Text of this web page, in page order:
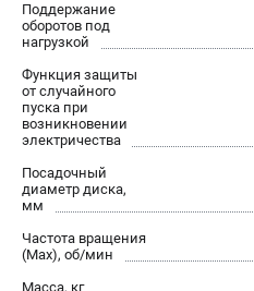
СЕТЕВОЙ ЭЛЕКТРОИНСТРУМЕНТ
Угловые шлифмашины (УШМ)
Перфораторы
Дрели
Лобзики
Пылесосы
АККУМУЛЯТОРНЫЙ ИНСТРУМЕНТ
Аккумуляторные шуруповерты
Поддержание
оборотов под
нагрузкой
Функция защиты
от случайного
пуска при
возникновении
электричества
Посадочный
диаметр диска,
мм
Частота вращения
(Max), об/мин
Масса, кг